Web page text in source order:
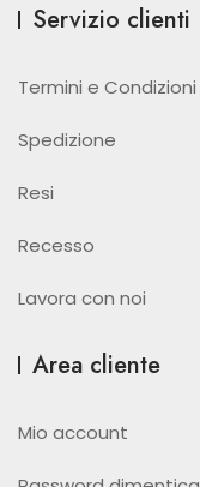
Servizio clienti
Termini e Condizioni
Spedizione
Resi
Recesso
Lavora con noi
Area cliente
Mio account